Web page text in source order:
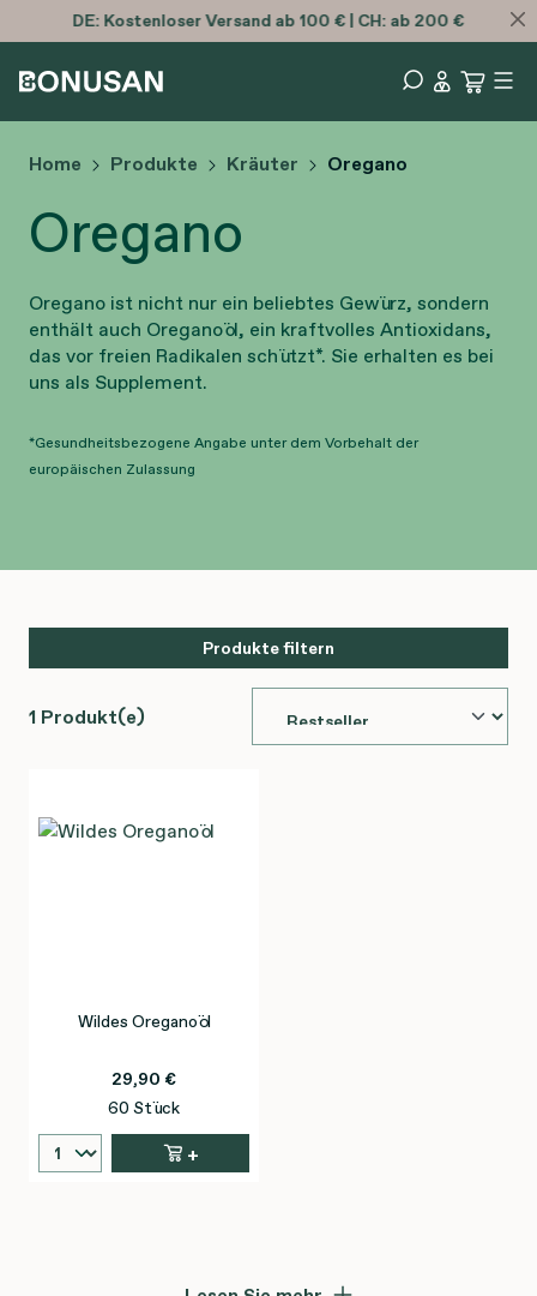
DE: KostenloserVersand ab 100 € | CH: ab 200 €
Home Produkte Kräuter Oregano
Oregano
Oregano ist nicht nur ein beliebtes Gewürz, sondern
enthält auch Oreganoöl, ein kraftvolles Antioxidans,
das vor freien Radikalen schützt*. Sie erhalten es bei
uns als Supplement.
*Gesundheitsbezogene Angabe unter dem Vorbehalt der
europäischen Zulassung
Produkte filtern
1 Produkt(e)
Wildes Oreganoöl
29,90 €
60 Stück
+